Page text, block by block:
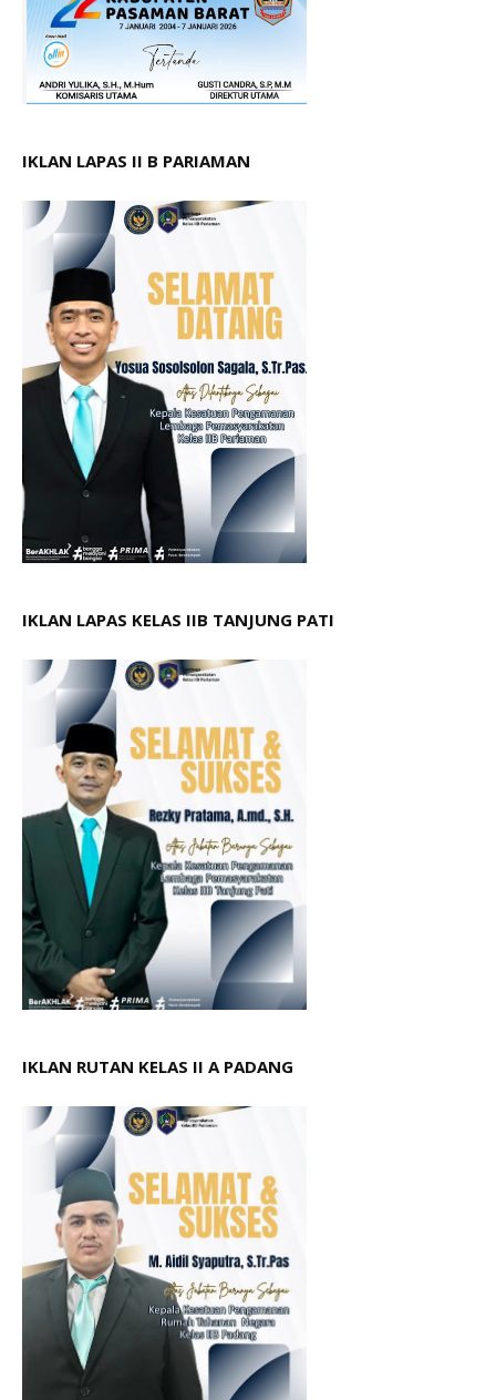
IKLAN LAPAS II B PARIAMAN
IKLAN LAPAS KELAS IIB TANJUNG PATI
IKLAN RUTAN KELAS II A PADANG